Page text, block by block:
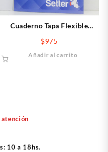
Cuaderno Tapa Flexible
Cuadriculado
$975
Añadir al carrito
10 a 18hs.